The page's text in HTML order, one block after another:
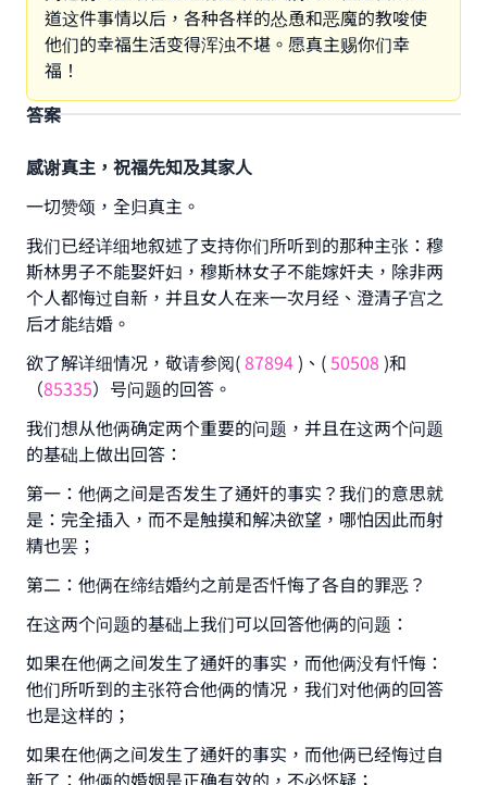
道这件事情以后，各种各样的怂恿和恶魔的教唆使
他们的幸福生活变得浑浊不堪。愿真主赐你们幸
福！
答案
感谢真主，祝福先知及其家人
一切赞颂，全归真主。
我们已经详细地叙述了支持你们所听到的那种主张：穆
斯林男子不能娶奸妇，穆斯林女子不能嫁奸夫，除非两
个人都悔过自新，并且女人在来一次月经、澄清子宫之
后才能结婚。
欲了解详细情况，敬请参阅(87894)、(50508 )和
（85335）号问题的回答。
我们想从他俩确定两个重要的问题，并且在这两个问题
的基础上做出回答：
第一：他俩之间是否发生了通奸的事实？我们的意思就
是：完全插入，而不是触摸和解决欲望，哪怕因此而射
精也罢；
第二：他俩在缔结婚约之前是否忏悔了各自的罪恶？
在这两个问题的基础上我们可以回答他俩的问题：
如果在他俩之间发生了通奸的事实，而他俩没有忏悔：
他们所听到的主张符合他俩的情况，我们对他俩的回答
也是这样的；
如果在他俩之间发生了通奸的事实，而他俩已经悔过自
新了：他俩的婚姻是正确有效的，不必怀疑；